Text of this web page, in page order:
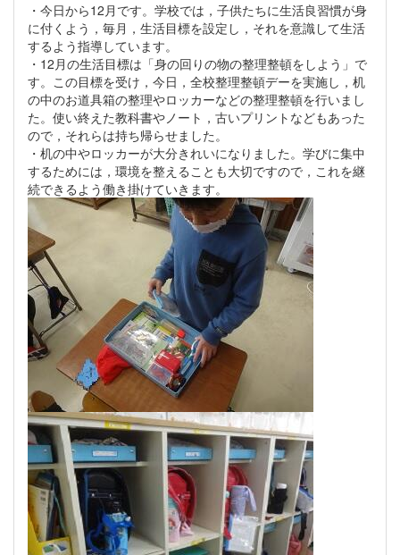
・今日から12月です。学校では，子供たちに生活良習慣が身
に付くよう，毎月，生活目標を設定し，それを意識して生活
するよう指導しています。
・12月の生活目標は「身の回りの物の整理整頓をしよう」で
す。この目標を受け，今日，全校整理整頓デーを実施し，机
の中のお道具箱の整理やロッカーなどの整理整頓を行いまし
た。使い終えた教科書やノート，古いプリントなどもあった
ので，それらは持ち帰らせました。
・机の中やロッカーが大分きれいになりました。学びに集中
するためには，環境を整えることも大切ですので，これを継
続できるよう働き掛けていきます。